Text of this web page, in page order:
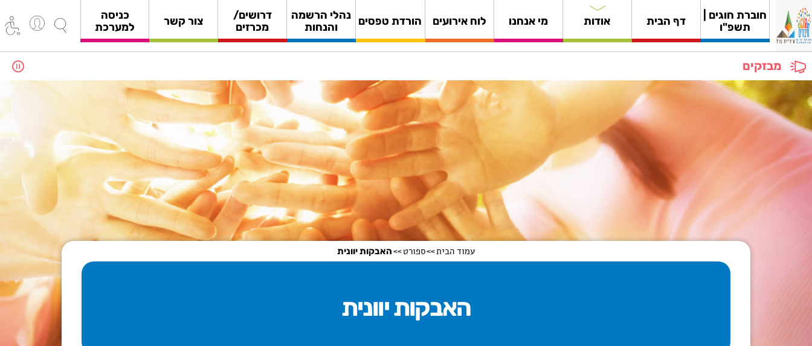
חוברת חוגים |
תשפ"ו
דף הבית אודות מי אנחנו לוח אירועים הורדת טפסים נהלי הרשמה
והנחות
דרושים/
מכרזים
צור קשר
כניסה
למערכת
מבזקים
עמוד הבית ספורט האבקות יוונית
האבקות יוונית